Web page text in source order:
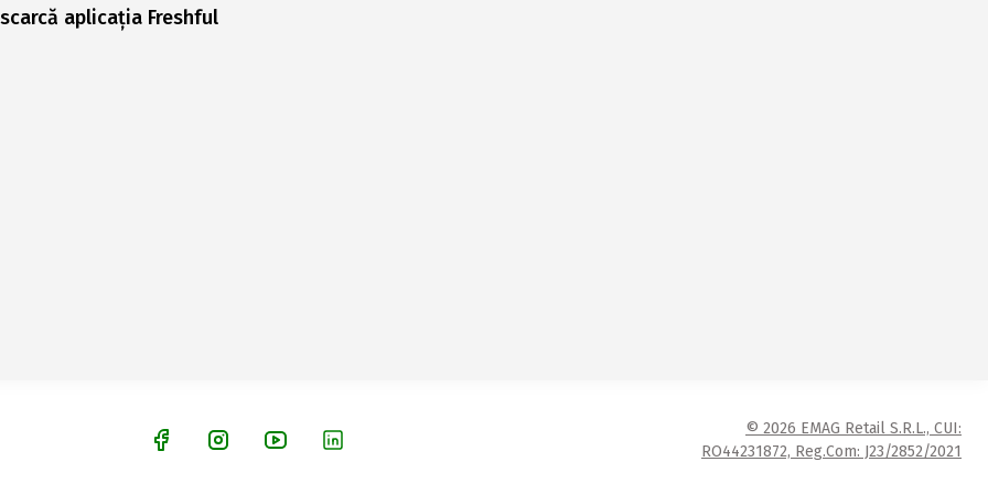
aplicația Freshful
© 2026 EMAG Retail S.R.L., CUI:
RO44231872, Reg.Com: J23/2852/2021